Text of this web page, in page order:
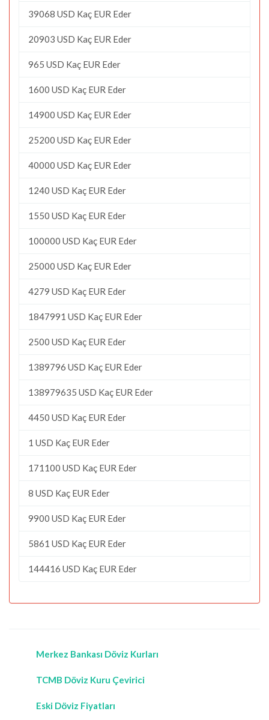
39068 USD Kaç EUR Eder
20903 USD Kaç EUR Eder
965 USD Kaç EUR Eder
1600 USD Kaç EUR Eder
14900 USD Kaç EUR Eder
25200 USD Kaç EUR Eder
40000 USD Kaç EUR Eder
1240 USD Kaç EUR Eder
1550 USD Kaç EUR Eder
100000 USD Kaç EUR Eder
25000 USD Kaç EUR Eder
4279 USD Kaç EUR Eder
1847991 USD Kaç EUR Eder
2500 USD Kaç EUR Eder
1389796 USD Kaç EUR Eder
138979635 USD Kaç EUR Eder
4450 USD Kaç EUR Eder
1 USD Kaç EUR Eder
171100 USD Kaç EUR Eder
8 USD Kaç EUR Eder
9900 USD Kaç EUR Eder
5861 USD Kaç EUR Eder
144416 USD Kaç EUR Eder
Merkez Bankası Döviz Kurları
TCMB Döviz Kuru Çevirici
Eski Döviz Fiyatları